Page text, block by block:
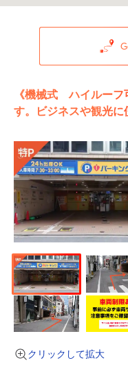
《機械式 ハイルーフ
す。ビジネスや観光に
クリックして拡大